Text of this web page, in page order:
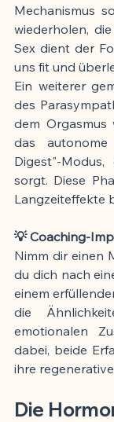
Mechanismus
wiederholen,
Sex dient der
uns fit und
Ein weiterer
des
dem Orgasmus
das
Digest"-
sorgt. Diese
Langzeiteffekte
💡 Coaching-
Nimm dir einen
du dich nach
einem
die
emotionalen
dabei, beide
ihre
Die